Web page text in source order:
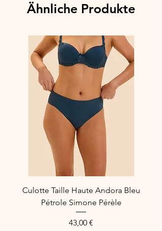
d'invisibilité Fond de slip coton GOTS
Composition : broderie 100%
Polyester, maille 75% Polyamide 25%
Élasthanne maille doublure fond 100%
Coton, tulle 100% Polyester
Ähnliche Produkte
Culotte Taille Haute Andora Bleu
Pétrole Simone Pérèle
Preis
43,00 €